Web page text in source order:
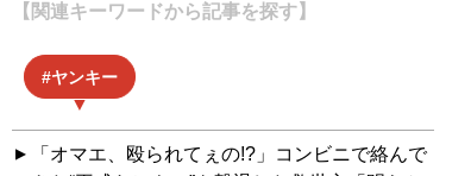
【関連キーワードから記事を探す】
ヤンキー
「オマエ、殴られてぇの!?」コンビニで絡んで